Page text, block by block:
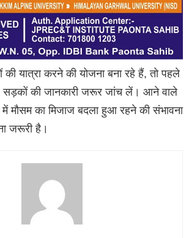
की यात्रा करने की योजना बना रहे हैं, तो पहले
सड़कों की जानकारी जरूर जांच लें। आने वाले
मौसम का मिजाज बदला हुआ रहने की संभावना
जरूरी है।